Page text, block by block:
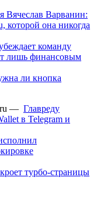
Вячеслав Варванин:
которой она никогда
команду
лишь финансовым
ли кнопка
— Главреду
в Telegram и
турбо-страницы